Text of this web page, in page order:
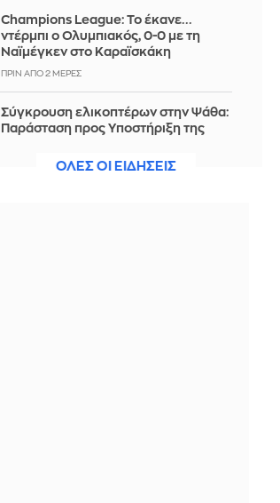
Champions League: Το έκανε...
ντέρμπι ο Ολυμπιακός, 0-0 με τη
Ναϊμέγκεν στο Καραϊσκάκη
ΠΡΙΝ ΑΠΌ 2 ΜΈΡΕΣ
Σύγκρουση ελικοπτέρων στην Ψάθα:
Παράσταση προς Υποστήριξη της
η αδελφή του Έλληνα χειριστή
ΟΛΕΣ ΟΙ ΕΙΔΗΣΕΙΣ